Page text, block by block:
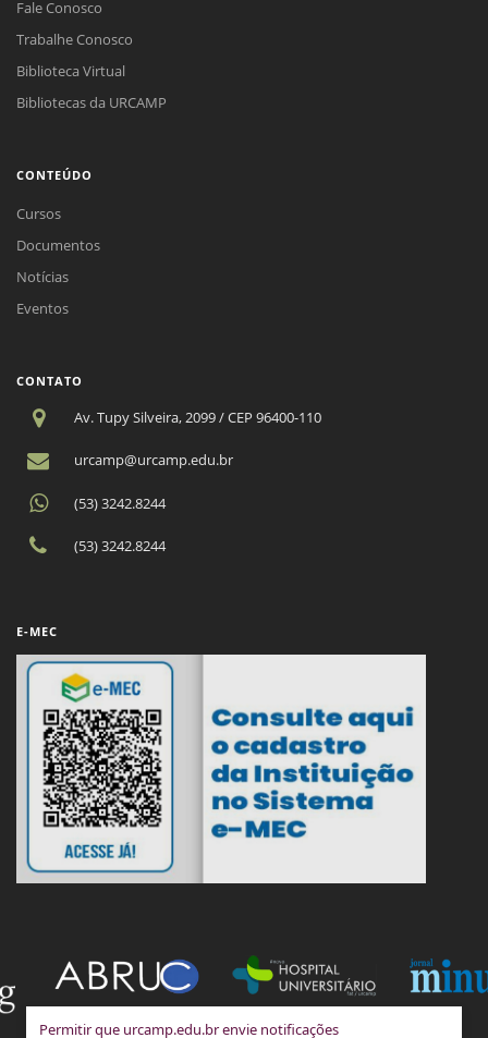
Permitir que urcamp.edu.br envie notificações
Fale Conosco
Trabalhe Conosco
Biblioteca Virtual
Bibliotecas da URCAMP
CONTEÚDO
Cursos
Documentos
Notícias
Eventos
CONTATO
Av. Tupy Silveira, 2099 / CEP 96400-110
urcamp@urcamp.edu.br
(53) 3242.8244
(53) 3242.8244
E-MEC